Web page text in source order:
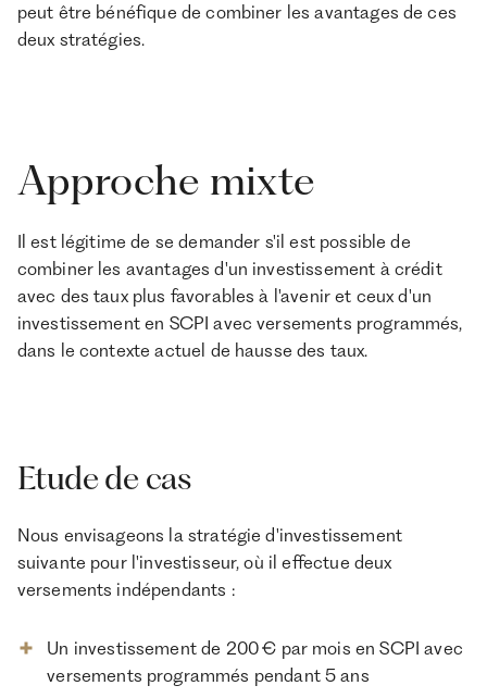
peut être bénéfique de combiner les avantages de ces
deux stratégies.
Approche mixte
Il est légitime de se demander s'il est possible de
combiner les avantages d'un investissement à crédit
avec des taux plus favorables à l'avenir et ceux d'un
investissement en SCPI avec versements programmés,
dans le contexte actuel de hausse des taux.
Etude de cas
Nous envisageons la stratégie d'investissement
suivante pour l'investisseur, où il effectue deux
versements indépendants :
Un investissement de 200 € par mois en SCPI avec
versements programmés pendant 5 ans